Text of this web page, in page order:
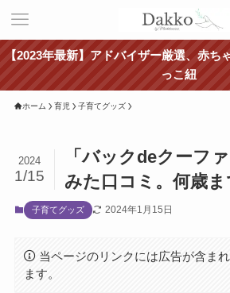
【2023年最新】アドバイザー厳選、赤ち
っこ紐
ホーム 育児 子育てグッズ
「バックdeクーフ
みた口コミ。何歳ま
2024
1/15
子育てグッズ 2024年1月15日
当ページのリンクには広告が含ま
ます。